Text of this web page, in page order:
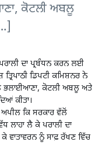
ਕੋਟਲੀ ਅਬਲੂ
ਦਾ ਪ੍ਰਬੰਧਨ ਕਰਨ ਲਈ
ਤ੍ਰਿਪਾਠੀ ਡਿਪਟੀ ਕਮਿਸ਼ਨਰ ਨੇ
ਭਲਾਈਆਣਾ, ਕੋਟਲੀ ਅਬਲੂ ਅਤੇ
ਕੀਤਾ।
ਕਿ ਸਰਕਾਰ ਵੱਲੋਂ
ਲਾਹਾ ਲੈ ਕੇ ਪਰਾਲੀ ਦਾ
ਵਾਤਾਵਰਨ ਨੂੰ ਸਾਫ਼ ਰੱਖਣ ਵਿੱਚ